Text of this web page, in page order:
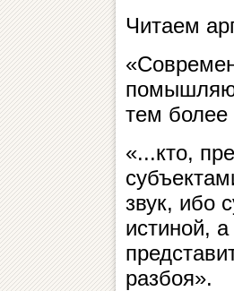
Читаем
тем более
«...кто,
звук, ибо
истиной,
разбоя».